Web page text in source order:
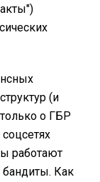
(и
о ГБР
работают
Как